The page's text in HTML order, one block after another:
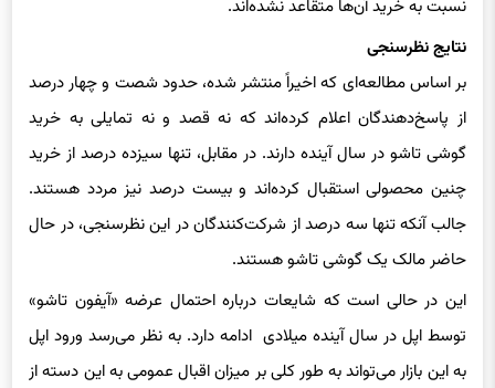
نتایج نظرسنجی
بر اساس مطالعه‌ای که اخیراً منتشر شده، حدود شصت و چهار درصد
از پاسخ‌دهندگان اعلام کرده‌اند که نه قصد و نه تمایلی به خرید
گوشی تاشو در سال آینده دارند. در مقابل، تنها سیزده درصد از خرید
چنین محصولی استقبال کرده‌اند و بیست درصد نیز مردد هستند.
جالب آنکه تنها سه درصد از شرکت‌کنندگان در این نظرسنجی، در حال
حاضر مالک یک گوشی تاشو هستند.
این در حالی است که شایعات درباره‌ احتمال عرضه‌ «آیفون تاشو»
توسط اپل در سال آینده میلادی ادامه دارد. به نظر می‌رسد ورود اپل
به این بازار می‌تواند به طور کلی بر میزان اقبال عمومی به این دسته از
محصولات بیفزاید.